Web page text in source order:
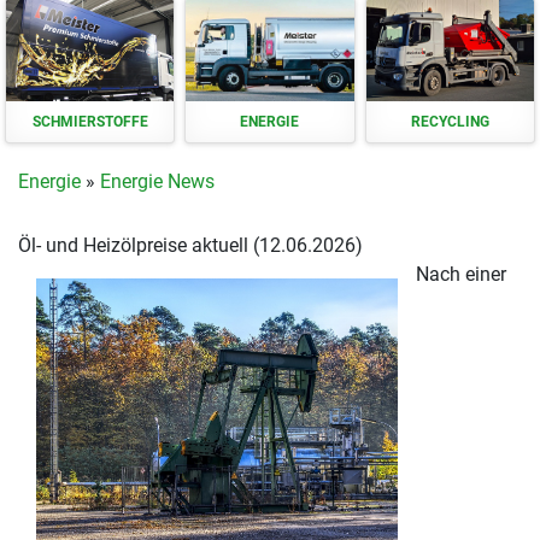
SCHMIERSTOFFE ENERGIE RECYCLING
Energie » Energie News
Öl- und Heizölpreise aktuell (12.06.2026)
Nach einer